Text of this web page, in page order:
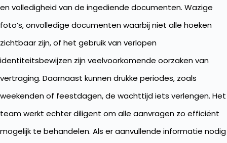
en volledigheid van de ingediende documenten. Wazige
foto’s, onvolledige documenten waarbij niet alle hoeken
zichtbaar zijn, of het gebruik van verlopen
identiteitsbewijzen zijn veelvoorkomende oorzaken van
vertraging. Daarnaast kunnen drukke periodes, zoals
weekenden of feestdagen, de wachttijd iets verlengen. Het
team werkt echter diligent om alle aanvragen zo efficiënt
mogelijk te behandelen. Als er aanvullende informatie nodig